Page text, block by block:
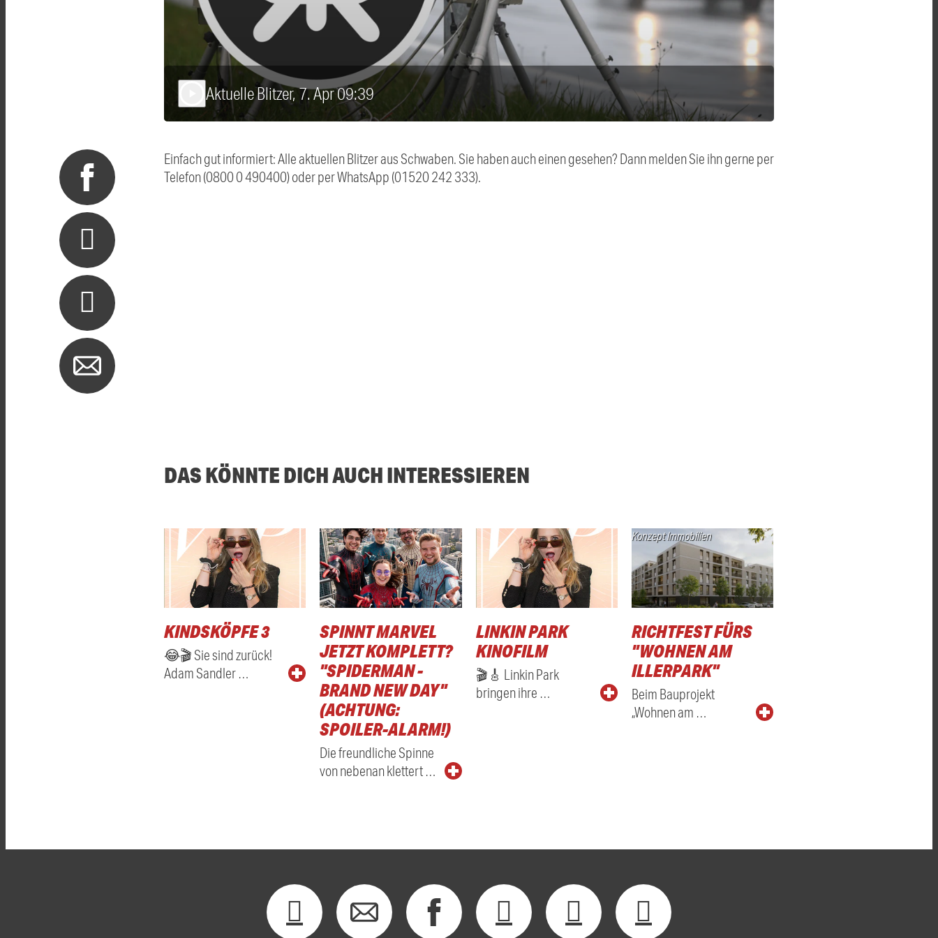
Aktuelle Blitzer, 7. Apr 09:39
Einfach gut informiert: Alle aktuellen Blitzer aus Schwaben. Sie haben auch einen gesehen? Dann melden Sie ihn gerne per
Telefon (0800 0 490400) oder per WhatsApp (01520 242 333).
DAS KÖNNTE DICH AUCH INTERESSIEREN
KINDSKÖPFE 3
😂🎬 Sie sind zurück!
Adam Sandler …
SPINNT MARVEL
JETZT KOMPLETT?
"SPIDERMAN -
BRAND NEW DAY"
(ACHTUNG:
SPOILER-ALARM!)
Die freundliche Spinne
von nebenan klettert …
LINKIN PARK
KINOFILM
🎬🎸 Linkin Park
bringen ihre …
Konzept Immobilien
RICHTFEST FÜRS
"WOHNEN AM
ILLERPARK"
Beim Bauprojekt
„Wohnen am …